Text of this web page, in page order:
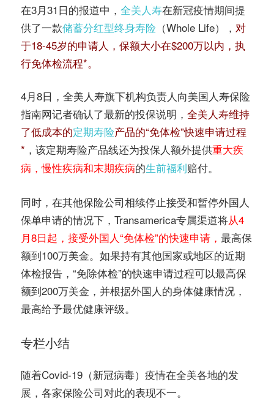
在3月31日的报道中， 全美人寿在新冠疫情期间提
供了一款储蓄分红型终身寿险 （Whole Life）， 对
于18-45岁的申请人，保额大小在$200万以内，执
行免体检流程*。
4月8日，全美人寿旗下机构负责人向美国人寿保险
指南网记者确认了最新的投保说明， 全美人寿维持
了低成本的定期寿险产品的“免体检”快速申请过程
* ，该定期寿险产品线还为投保人额外提供重大疾
病，慢性疾病和末期疾病的生前福利赔付。
同时，在其他保险公司相续停止接受和暂停外国人
保单申请的情况下，Transamerica专属渠道将从4
月8日起，接受外国人“免体检”的快速申请， 最高保
额到100万美金。如果持有其他国家或地区的近期
体检报告，“免除体检”的快速申请过程可以最高保
额到200万美金，并根据外国人的身体健康情况，
最高给予最优健康评级。
专栏小结
随着Covid-19（新冠病毒）疫情在全美各地的发
展，各家保险公司对此的表现不一。